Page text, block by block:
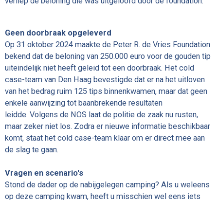
Geen doorbraak opgeleverd
Op 31 oktober 2024 maakte de Peter R. de Vries Foundation
bekend dat de beloning van 250.000 euro voor de gouden tip
uiteindelijk niet heeft geleid tot een doorbraak. Het cold
case-team van Den Haag bevestigde dat er na het uitloven
van het bedrag ruim 125 tips binnenkwamen, maar dat geen
enkele aanwijzing tot baanbrekende resultaten
leidde. Volgens de NOS laat de politie de zaak nu rusten,
maar zeker niet los. Zodra er nieuwe informatie beschikbaar
komt, staat het cold case-team klaar om er direct mee aan
de slag te gaan.
Vragen en scenario's
Stond de dader op de nabijgelegen camping? Als u weleens
op deze camping kwam, heeft u misschien wel eens iets